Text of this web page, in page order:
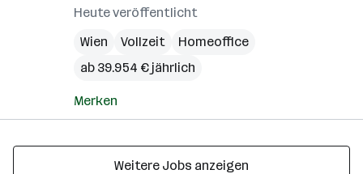
Heute veröffentlicht
Wien
Vollzeit
Homeoffice
ab 39.954 € jährlich
Merken
Weitere Jobs anzeigen